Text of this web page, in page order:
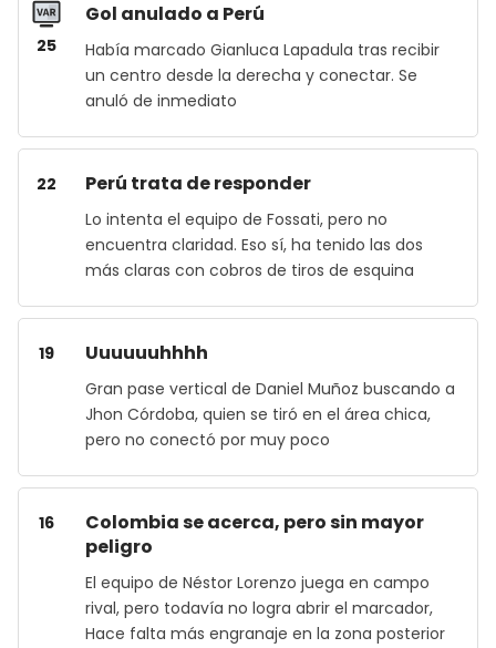
25
Gol anulado a Perú
Había marcado Gianluca Lapadula tras recibir
un centro desde la derecha y conectar. Se
anuló de inmediato
22 Perú trata de responder
Lo intenta el equipo de Fossati, pero no
encuentra claridad. Eso sí, ha tenido las dos
más claras con cobros de tiros de esquina
19 Uuuuuuhhhh
Gran pase vertical de Daniel Muñoz buscando a
Jhon Córdoba, quien se tiró en el área chica,
pero no conectó por muy poco
16
Colombia se acerca, pero sin mayor
peligro
El equipo de Néstor Lorenzo juega en campo
rival, pero todavía no logra abrir el marcador,
Hace falta más engranaje en la zona posterior